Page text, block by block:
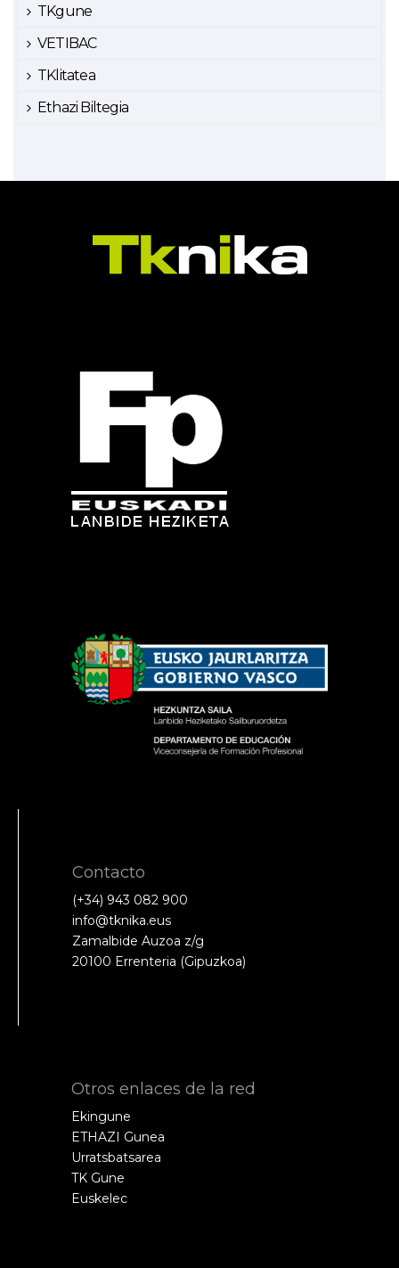
TKgune
VETIBAC
TKlitatea
Ethazi Biltegia
Contacto
(+34) 943 082 900
info@tknika.eus
Zamalbide Auzoa z/g
20100 Errenteria (Gipuzkoa)
Otros enlaces de la red
Ekingune
ETHAZI Gunea
Urratsbatsarea
TK Gune
Euskelec